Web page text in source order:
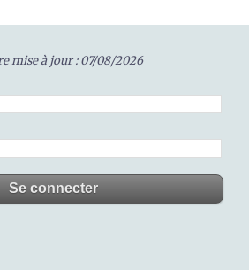
mise à jour : 07/08/2026